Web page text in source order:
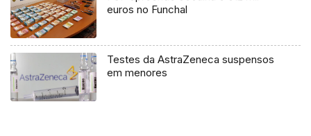
euros no Funchal
Testes da AstraZeneca suspensos
em menores